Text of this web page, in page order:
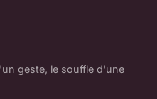
geste, le souffle d'une